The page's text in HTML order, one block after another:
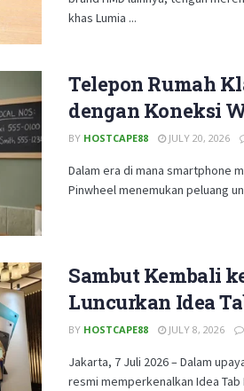
khas Lumia ...
Telepon Rumah
dengan Koneksi
BY HOSTCAPE88 JULY 20, 2026
Dalam era di mana smartphone
Pinwheel menemukan peluang
Sambut Kembali
Luncurkan Idea
BY HOSTCAPE88 JULY 8, 2026
Jakarta, 7 Juli 2026 – Dalam
resmi memperkenalkan Idea Tab